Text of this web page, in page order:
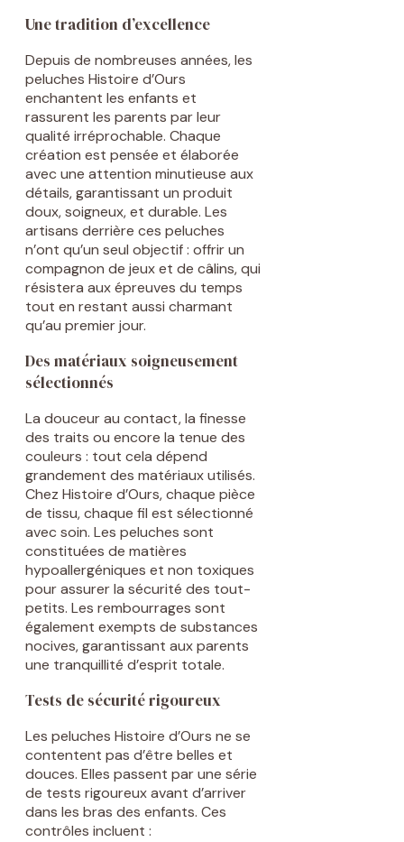
Une tradition d’excellence
Depuis de nombreuses années, les
peluches Histoire d’Ours
enchantent les enfants et
rassurent les parents par leur
qualité irréprochable. Chaque
création est pensée et élaborée
avec une attention minutieuse aux
détails, garantissant un produit
doux, soigneux, et durable. Les
artisans derrière ces peluches
n’ont qu’un seul objectif : offrir un
compagnon de jeux et de câlins, qui
résistera aux épreuves du temps
tout en restant aussi charmant
qu’au premier jour.
Des matériaux soigneusement
sélectionnés
La douceur au contact, la finesse
des traits ou encore la tenue des
couleurs : tout cela dépend
grandement des matériaux utilisés.
Chez Histoire d’Ours, chaque pièce
de tissu, chaque fil est sélectionné
avec soin. Les peluches sont
constituées de matières
hypoallergéniques et non toxiques
pour assurer la sécurité des tout-
petits. Les rembourrages sont
également exempts de substances
nocives, garantissant aux parents
une tranquillité d’esprit totale.
Tests de sécurité rigoureux
Les peluches Histoire d’Ours ne se
contentent pas d’être belles et
douces. Elles passent par une série
de tests rigoureux avant d’arriver
dans les bras des enfants. Ces
contrôles incluent :